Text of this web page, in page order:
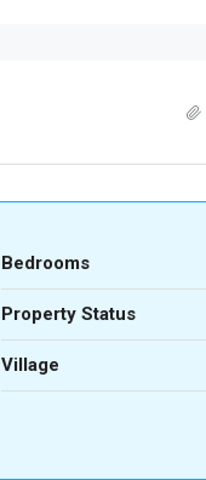
Bedrooms
Property Status
Village